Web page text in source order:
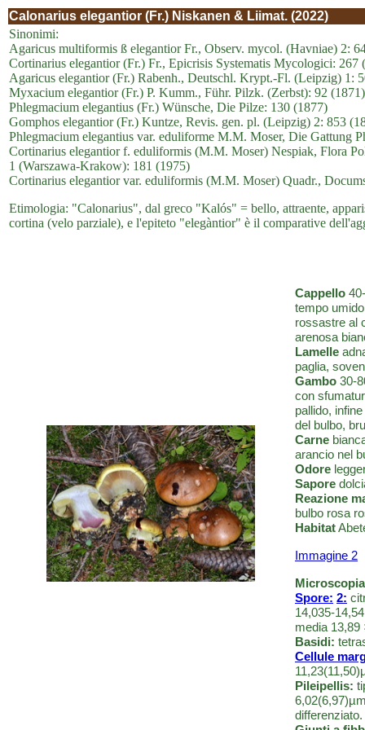
Calonarius elegantior (Fr.) Niskanen & Liimat. (2022)
Sinonimi:
Agaricus multiformis ß elegantior Fr., Observ. mycol. (Havniae) 2:
Cortinarius elegantior (Fr.) Fr., Epicrisis Systematis Mycologici: 267
Agaricus elegantior (Fr.) Rabenh., Deutschl. Krypt.-Fl. (Leipzig) 1:
Myxacium elegantior (Fr.) P. Kumm., Führ. Pilzk. (Zerbst): 92 (1871)
Phlegmacium elegantius (Fr.) Wünsche, Die Pilze: 130 (1877)
Gomphos elegantior (Fr.) Kuntze, Revis. gen. pl. (Leipzig) 2: 853
Phlegmacium elegantius var. eduliforme M.M. Moser, Die Gattung
Cortinarius elegantior f. eduliformis (M.M. Moser) Nespiak, Flora
1 (Warszawa-Krakow): 181 (1975)
Cortinarius elegantior var. eduliformis (M.M. Moser) Quadr.,
Etimologia: "Calonarius", dal greco "Kalós" = bello, attraente,
cortina (velo parziale), e l'epiteto "elegàntior" è il comparative
Cappello
tempo
rossastre al
arenosa
Lamelle
paglia,
Gambo 30-
con
pallido,
del bulbo,
Carne
arancio nel
Odore
Sapore
Reazione
bulbo rosa
Habitat
Immagine 2
Microscopia
Spore: 2:
14,035-
media
Basidi:
Cellule
Pileipellis:
differenziato.